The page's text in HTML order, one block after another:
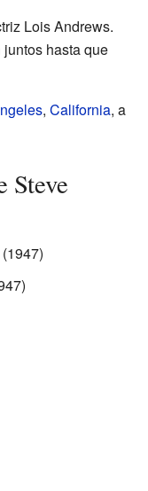
Lois Andrews.
hasta que
, California, a
Steve
(1947)